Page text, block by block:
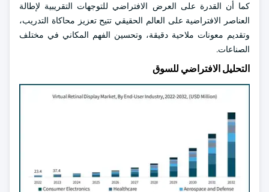
كما أن القدرة على العرض الافتراضي للتوجهات التقريبية لإطالة
العناصر الافتراضية على العالم الحقيقي تتيح تعزيز محاكاة التدريب،
وتقديم معونات ملاحية دقيقة، وتحسين الفهم المكاني في مختلف
الصناعات.
التحليل الافتراضي للسوق